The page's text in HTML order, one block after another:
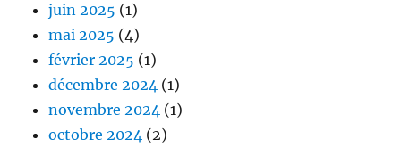
juin 2025 (1)
mai 2025 (4)
février 2025 (1)
décembre 2024 (1)
novembre 2024 (1)
octobre 2024 (2)